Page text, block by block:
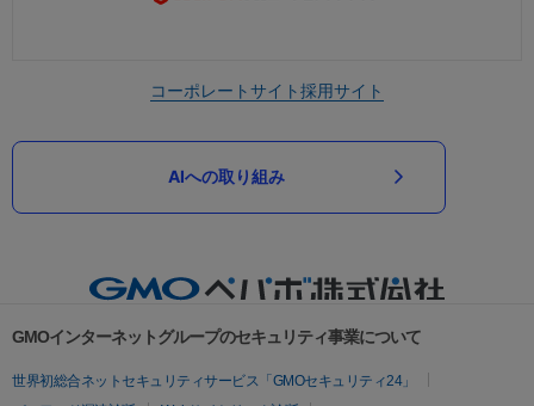
コーポレートサイト採用サイト
AIへの取り組み
GMOインターネットグループのセキュリティ事業について
世界初総合ネットセキュリティサービス「GMOセキュリティ24」